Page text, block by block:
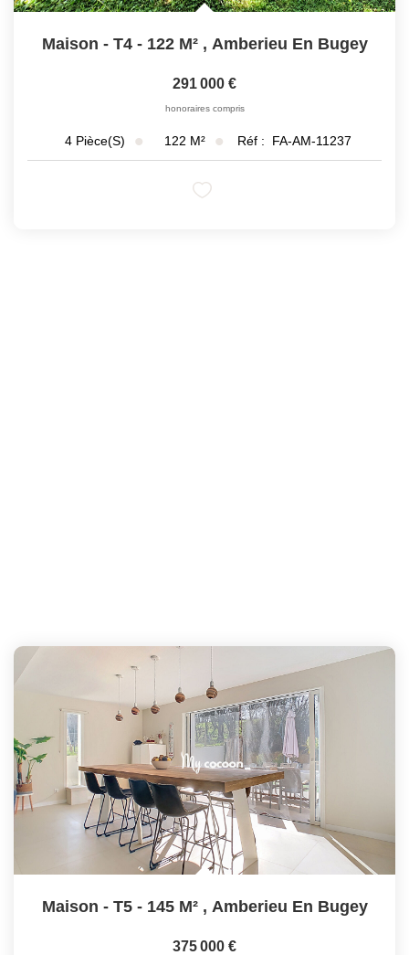
Maison - T4 - 122 M² , Amberieu En Bugey
291 000 €
honoraires compris
4 Pièce(s) 122 M² Réf : FA-AM-11237
Maison - T5 - 145 M² , Amberieu En Bugey
375 000 €